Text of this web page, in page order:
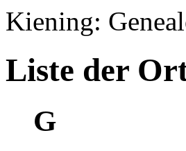
Kiening:
Liste der
G